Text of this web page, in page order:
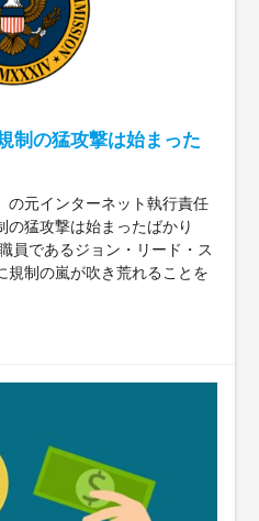
制の猛攻撃は始まった
の元インターネット執行責任
の猛攻撃は始まったばかり
員であるジョン・リード・ス
規制の嵐が吹き荒れることを